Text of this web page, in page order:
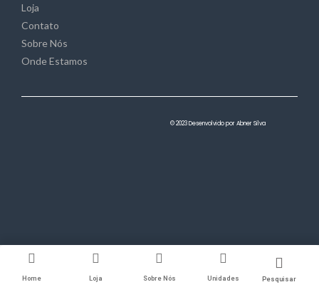
Loja
Contato
Sobre Nós
Onde Estamos
© 2023 Desenvolvido por Abner Silva
Home Loja Sobre Nós Unidades Pesquisar